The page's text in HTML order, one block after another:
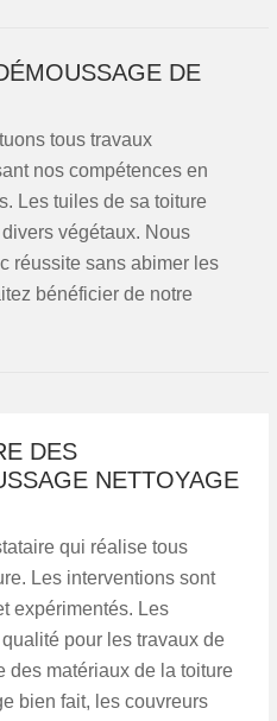
DE
tous travaux
nos compétences en
Les tuiles de sa toiture
végétaux. Nous
réussite sans abimer les
bénéficier de notre
DES
NETTOYAGE
qui réalise tous
Les interventions sont
expérimentés. Les
pour les travaux de
des matériaux de la toiture
bien fait, les couvreurs